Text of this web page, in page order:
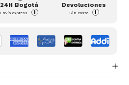
24H Bogotá
Envío express i
Devoluciones
Sin costo i